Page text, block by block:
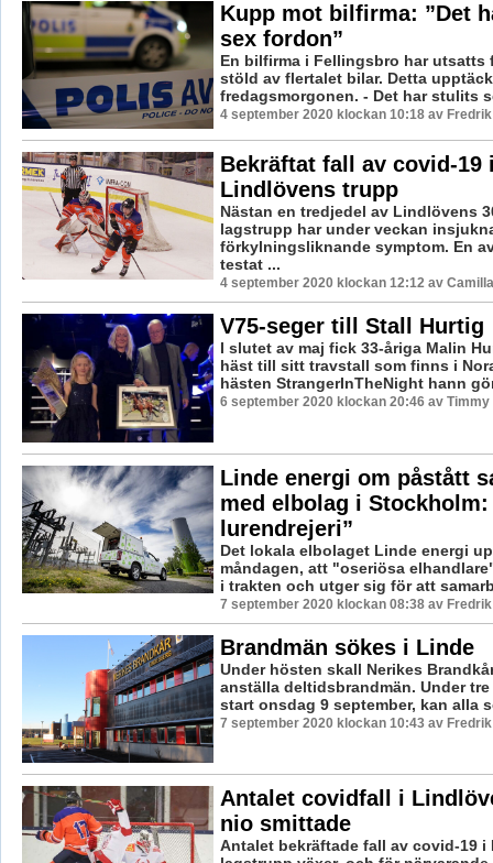
Kupp mot bilfirma: ”Det
sex fordon”
En bilfirma i Fellingsbro har utsatts
stöld av flertalet bilar. Detta
fredagsmorgonen. - Det har stulits
4 september 2020 klockan 10:18 av
Bekräftat fall av covid-19
Lindlövens trupp
Nästan en tredjedel av Lindlövens
lagstrupp har under veckan
förkylningsliknande symptom. En
testat ...
4 september 2020 klockan 12:12 av
V75-seger till Stall Hurtig
I slutet av maj fick 33-åriga Malin
häst till sitt travstall som finns i
hästen StrangerInTheNight hann
6 september 2020 klockan 20:46 av Timmy
Linde energi om påstått
med elbolag i Stockholm:
lurendrejeri”
Det lokala elbolaget Linde energi
måndagen, att "oseriösa
i trakten och utger sig för att
7 september 2020 klockan 08:38 av
Brandmän sökes i Linde
Under hösten skall Nerikes
anställa deltidsbrandmän. Under
start onsdag 9 september, kan alla
7 september 2020 klockan 10:43 av
Antalet covidfall i
nio smittade
Antalet bekräftade fall av covid-19 i